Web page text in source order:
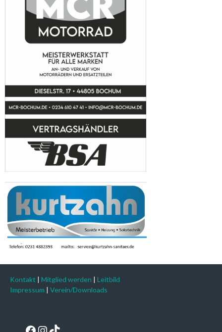
Kontakt | Mitglied werden | Leitbild
Impressum | Verein/Downloads